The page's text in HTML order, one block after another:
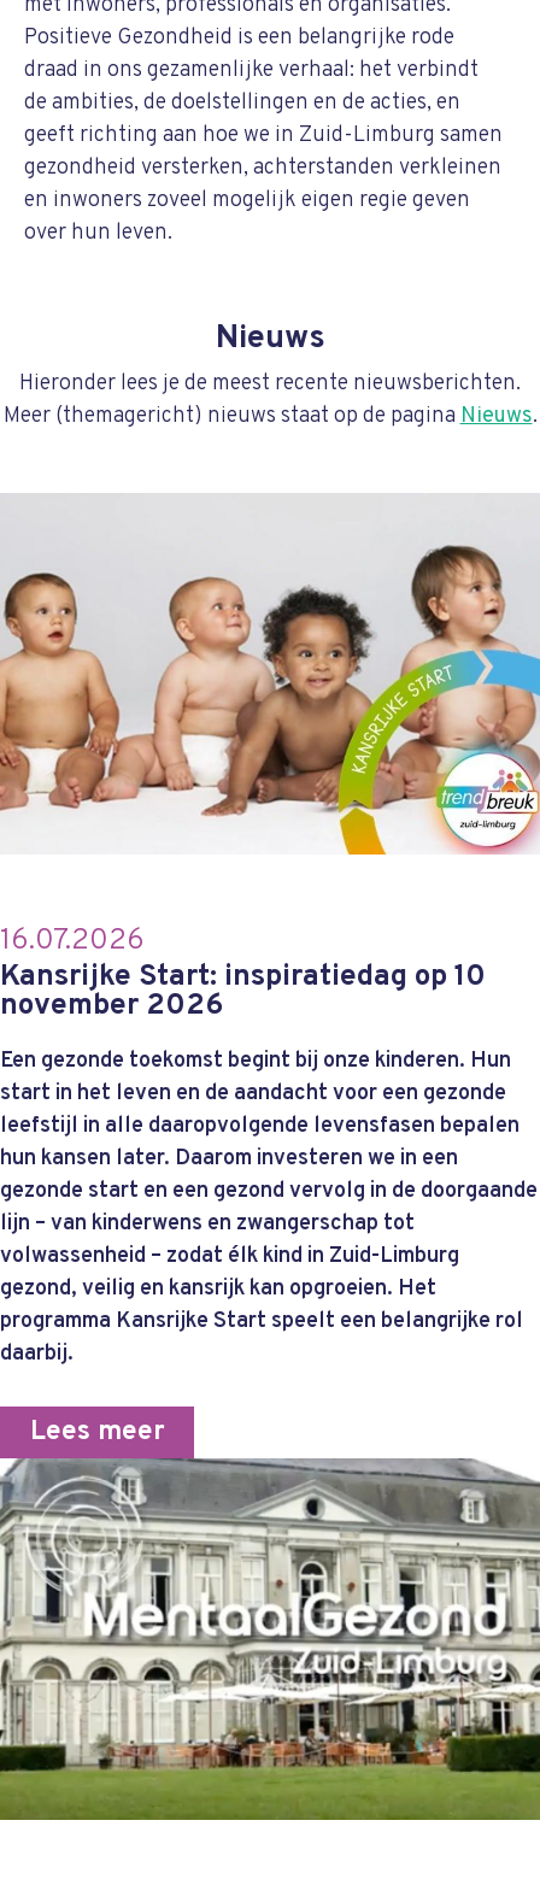
Positieve Gezondheid is een belangrijke rode
draad in ons gezamenlijke verhaal: het verbindt
de ambities, de doelstellingen en de acties, en
geeft richting aan hoe we in Zuid-Limburg samen
gezondheid versterken, achterstanden verkleinen
en inwoners zoveel mogelijk eigen regie geven
over hun leven.
Nieuws
Hieronder lees je de meest recente nieuwsberichten.
Meer (themagericht) nieuws staat op de paginaNieuws.
16.07.2026
Kansrijke Start: inspiratiedag op 10
november 2026
Een gezonde toekomst begint bij onze kinderen. Hun
start in het leven en de aandacht voor een gezonde
leefstijl in alle daaropvolgende levensfasen bepalen
hun kansen later. Daarom investeren we in een
gezonde start en een gezond vervolg in de doorgaande
lijn – van kinderwens en zwangerschap tot
volwassenheid – zodat élk kind in Zuid-Limburg
gezond, veilig en kansrijk kan opgroeien. Het
programma Kansrijke Start speelt een belangrijke rol
daarbij.
Lees meer